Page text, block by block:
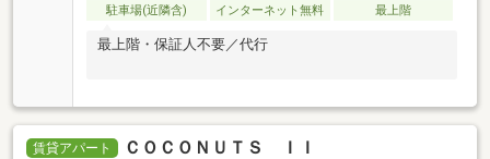
駐車場(近隣含)
インターネット無料 最上階
最上階・保証人不要／代行
賃貸アパート ＣＯＣＯＮＵＴＳ ＩＩ